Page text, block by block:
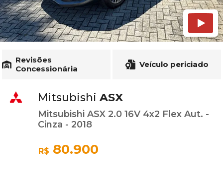
Revisões
Concessionária
Veículo periciado
Mitsubishi ASX
Mitsubishi ASX 2.0 16V 4x2 Flex Aut. -
Cinza - 2018
R$ 80.900